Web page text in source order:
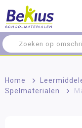
Home >
Spelmaterialen
>